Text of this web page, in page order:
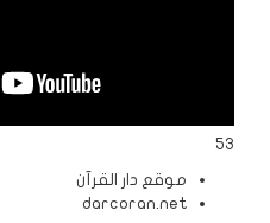
53
موقع دار القرآن
darcoran.net